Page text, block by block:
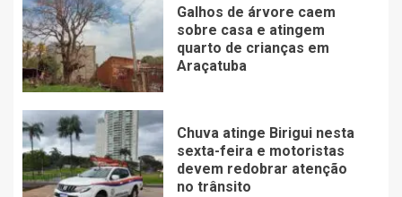
Galhos de árvore caem
sobre casa e atingem
quarto de crianças em
Araçatuba
Chuva atinge Birigui nesta
sexta-feira e motoristas
devem redobrar atenção
no trânsito